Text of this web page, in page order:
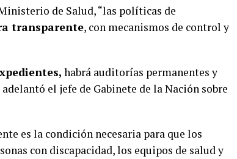
de Salud, “las políticas de
transparente, con mecanismos de control y
habrá auditorías permanentes y
el jefe de Gabinete de la Nación sobre
es la condición necesaria para que los
con discapacidad, los equipos de salud y